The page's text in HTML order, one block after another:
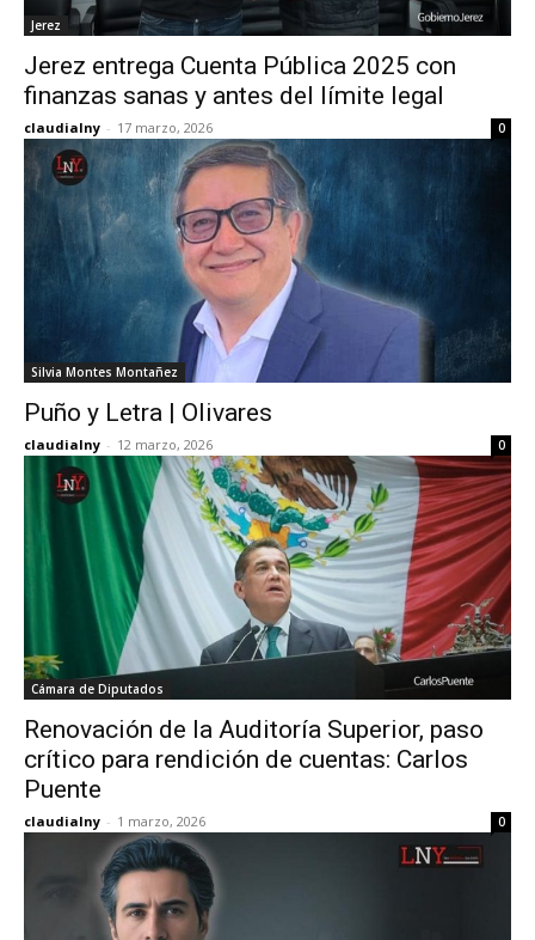
Jerez
Jerez entrega Cuenta Pública 2025 con
finanzas sanas y antes del límite legal
claudialny - 17 marzo, 2026 0
Silvia Montes Montañez
Puño y Letra | Olivares
claudialny - 12 marzo, 2026 0
Cámara de Diputados
Renovación de la Auditoría Superior, paso
crítico para rendición de cuentas: Carlos
Puente
claudialny - 1 marzo, 2026 0